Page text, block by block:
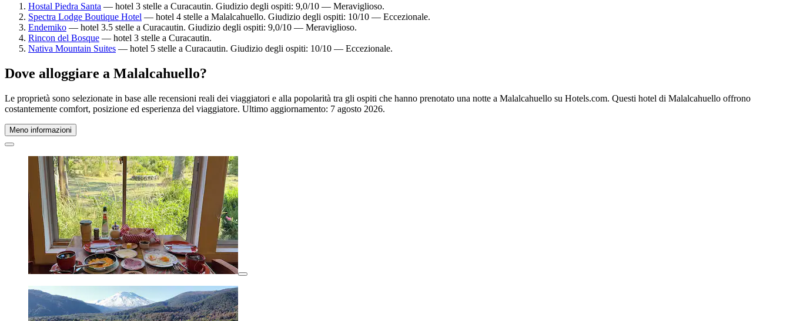
Hostal Piedra Santa — hotel 3 stelle a Curacautin. Giudizio degli ospiti: 9,0/10 — Meraviglioso.
Spectra Lodge Boutique Hotel — hotel 4 stelle a Malalcahuello. Giudizio degli ospiti: 10/10 — Eccezionale.
Endemiko — hotel 3.5 stelle a Curacautin. Giudizio degli ospiti: 9,0/10 — Meraviglioso.
Rincon del Bosque — hotel 3 stelle a Curacautin.
Nativa Mountain Suites — hotel 5 stelle a Curacautin. Giudizio degli ospiti: 10/10 — Eccezionale.
Dove alloggiare a Malalcahuello?
Le proprietà sono selezionate in base alle recensioni reali dei viaggiatori e alla popolarità tra gli ospiti che hanno prenotato una notte a Malalcahuello su Hotels.com. Questi hotel di Malalcahuello offrono
costantemente comfort, posizione ed esperienza del viaggiatore. Ultimo aggiornamento: 7 agosto 2026.
Meno informazioni